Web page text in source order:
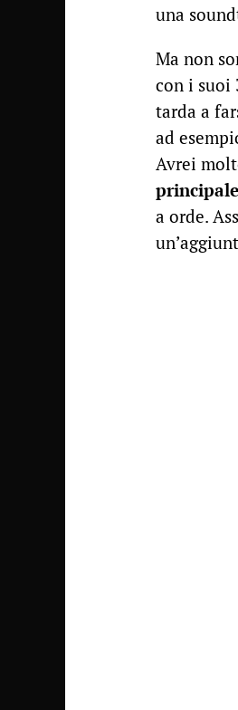
una
Ma non
con i suoi
tarda a
ad
Avrei
principale
a orde.